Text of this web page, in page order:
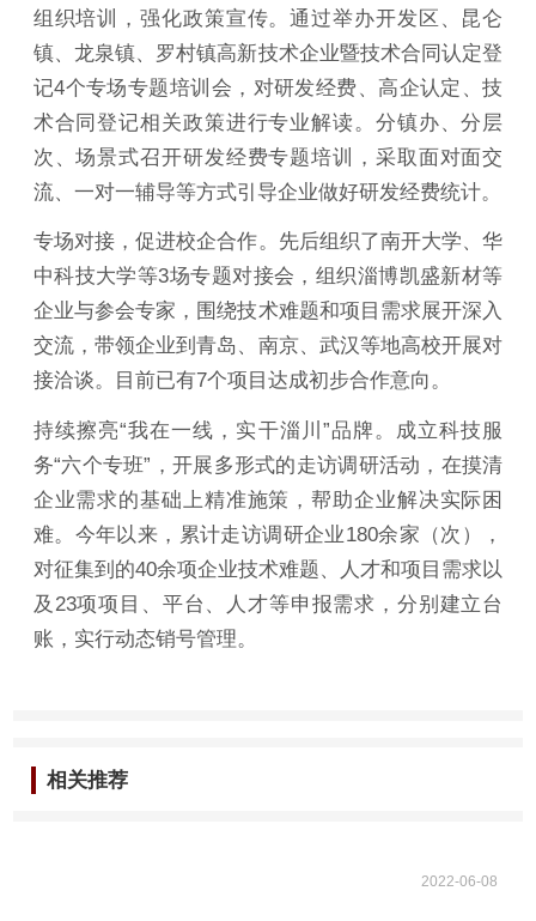
组织培训，强化政策宣传。通过举办开发区、昆仑
镇、龙泉镇、罗村镇高新技术企业暨技术合同认定登
记4个专场专题培训会，对研发经费、高企认定、技
术合同登记相关政策进行专业解读。分镇办、分层
次、场景式召开研发经费专题培训，采取面对面交
流、一对一辅导等方式引导企业做好研发经费统计。
专场对接，促进校企合作。先后组织了南开大学、华
中科技大学等3场专题对接会，组织淄博凯盛新材等
企业与参会专家，围绕技术难题和项目需求展开深入
交流，带领企业到青岛、南京、武汉等地高校开展对
接洽谈。目前已有7个项目达成初步合作意向。
持续擦亮“我在一线，实干淄川”品牌。成立科技服
务“六个专班”，开展多形式的走访调研活动，在摸清
企业需求的基础上精准施策，帮助企业解决实际困
难。今年以来，累计走访调研企业180余家（次），
对征集到的40余项企业技术难题、人才和项目需求以
及23项项目、平台、人才等申报需求，分别建立台
账，实行动态销号管理。
相关推荐
2022-06-08